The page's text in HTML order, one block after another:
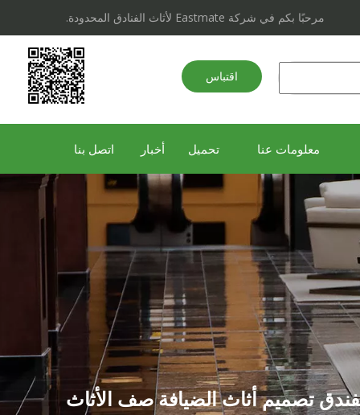
مرحبًا بكم في شركة Eastmate لأثاث الفنادق المحدودة.
اقتباس
معلومات عنا تحميل أخبار اتصل بنا
تصميم أثاث الضيافة صف الأثاث